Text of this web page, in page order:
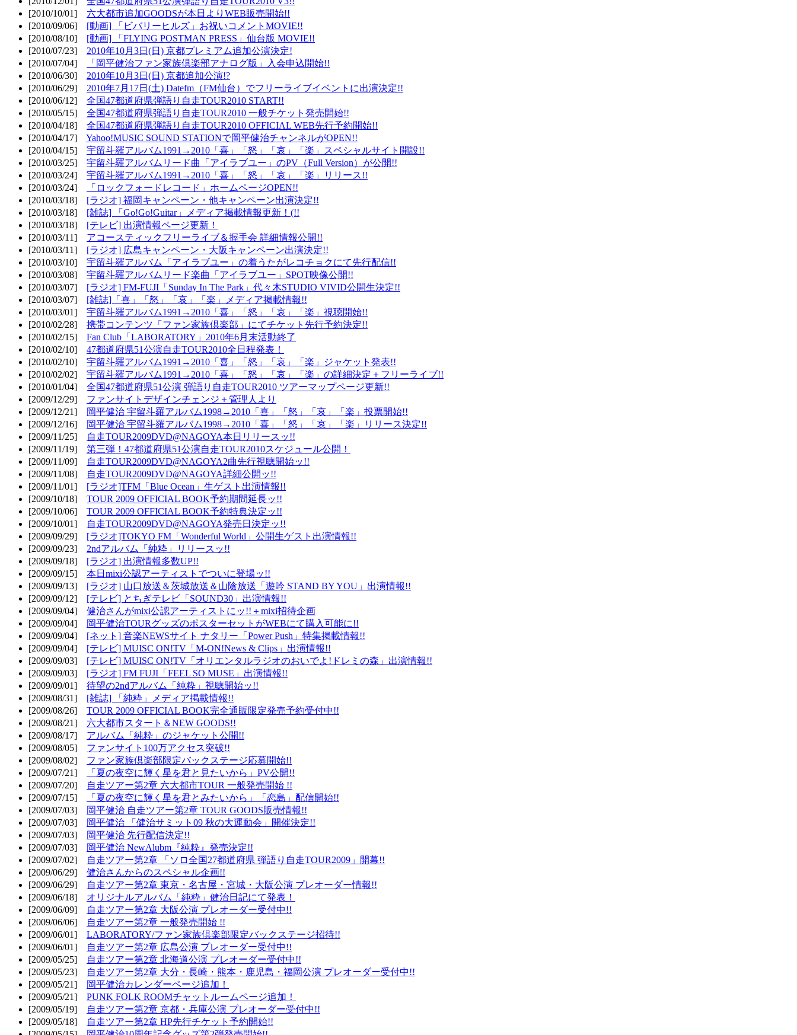
[2010/10/01] 六大都市追加GOODSが本日よりWEB販売開始!!
[2010/09/06] [動画] 「ビバリーヒルズ」お祝いコメントMOVIE!!
[2010/08/10] [動画] 「FLYING POSTMAN PRESS」仙台版 MOVIE!!
[2010/07/23] 2010年10月3日(日) 京都プレミアム追加公演決定!
[2010/07/04]
「岡平健治ファン家族倶楽部アナログ版」入会申込開始!!
[2010/06/30] 2010年10月3日(日) 京都追加公演!?
[2010/06/29] 2010年7月17日(土) Datefm（FM仙台）でフリーライブイベントに出演決定!!
[2010/06/12] 全国47都道府県弾語り自走TOUR2010 START!!
[2010/05/15] 全国47都道府県弾語り自走TOUR2010 一般チケット発売開始!!
[2010/04/18] 全国47都道府県弾語り自走TOUR2010 OFFICIAL WEB先行予約開始!!
[2010/04/17] Yahoo!MUSIC SOUND STATIONで岡平健治チャンネルがOPEN!!
[2010/04/15] 宇留斗羅アルバム1991→2010「喜」「怒」「哀」「楽」スペシャルサイト開設!!
[2010/03/25] 宇留斗羅アルバムリード曲「アイラブユー」のPV（Full Version）が公開!!
[2010/03/24] 宇留斗羅アルバム1991→2010「喜」「怒」「哀」「楽」リリース!!
[2010/03/24]
「ロックフォードレコード」ホームページOPEN!!
[2010/03/18] [ラジオ] 福岡キャンペーン・他キャンペーン出演決定!!
[2010/03/18] [雑誌] 「Go!Go!Guitar」メディア掲載情報更新！(!!
[2010/03/18] [テレビ] 出演情報ページ更新！
[2010/03/11] アコースティックフリーライブ＆握手会 詳細情報公開!!
[2010/03/11] [ラジオ] 広島キャンペーン・大阪キャンペーン出演決定!!
[2010/03/10] 宇留斗羅アルバム「アイラブユー」の着うたがレコチョクにて先行配信!!
[2010/03/08] 宇留斗羅アルバムリード楽曲「アイラブユー」SPOT映像公開!!
[2010/03/07] [ラジオ] FM-FUJI「Sunday In The Park」代々木STUDIO VIVID公開生決定!!
[2010/03/07] [雑誌]「喜」「怒」「哀」「楽」メディア掲載情報!!
[2010/03/01] 宇留斗羅アルバム1991→2010「喜」「怒」「哀」「楽」視聴開始!!
[2010/02/28] 携帯コンテンツ「ファン家族倶楽部」にてチケット先行予約決定!!
[2010/02/15] Fan Club「LABORATORY」2010年6月末活動終了
[2010/02/10] 47都道府県51公演自走TOUR2010全日程発表！
[2010/02/10] 宇留斗羅アルバム1991→2010「喜」「怒」「哀」「楽」ジャケット発表!!
[2010/02/02] 宇留斗羅アルバム1991→2010「喜」「怒」「哀」「楽」の詳細決定＋フリーライブ!!
[2010/01/04] 全国47都道府県51公演 弾語り自走TOUR2010 ツアーマップページ更新!!
[2009/12/29] ファンサイトデザインチェンジ＋管理人より
[2009/12/21]
岡平健治 宇留斗羅アルバム1998→2010「喜」「怒」「哀」「楽」投票開始!!
[2009/12/16]
岡平健治 宇留斗羅アルバム1998→2010「喜」「怒」「哀」「楽」リリース決定!!
[2009/11/25]
自走TOUR2009DVD@NAGOYA本日リリースッ!!
[2009/11/19] 第三弾！47都道府県51公演自走TOUR2010スケジュール公開！
[2009/11/09]
自走TOUR2009DVD@NAGOYA2曲先行視聴開始ッ!!
[2009/11/08]
自走TOUR2009DVD@NAGOYA詳細公開ッ!!
[2009/11/01] [ラジオ]TFM「Blue Ocean」生ゲスト出演情報!!
[2009/10/18] TOUR 2009 OFFICIAL BOOK予約期間延長ッ!!
[2009/10/06] TOUR 2009 OFFICIAL BOOK予約特典決定ッ!!
[2009/10/01]
自走TOUR2009DVD@NAGOYA発売日決定ッ!!
[2009/09/29] [ラジオ]TOKYO FM「Wonderful World」公開生ゲスト出演情報!!
[2009/09/23] 2ndアルバム「純粋」リリースッ!!
[2009/09/18] [ラジオ] 出演情報多数UP!!
[2009/09/15] 本日mixi公認アーティストでついに登場ッ!!
[2009/09/13] [ラジオ] 山口放送＆茨城放送＆山陰放送「遊吟 STAND BY YOU」出演情報!!
[2009/09/12] [テレビ] とちぎテレビ「SOUND30」出演情報!!
[2009/09/04] 健治さんがmixi公認アーティストにッ!!＋mixi招待企画
[2009/09/04]
岡平健治TOURグッズのポスターセットがWEBにて購入可能に!!
[2009/09/04] [ネット] 音楽NEWSサイト ナタリー「Power Push」特集掲載情報!!
[2009/09/04] [テレビ] MUISC ON!TV「M-ON!News & Clips」出演情報!!
[2009/09/03] [テレビ] MUISC ON!TV「オリエンタルラジオのおいでよ!ドレミの森」出演情報!!
[2009/09/03] [ラジオ] FM FUJI「FEEL SO MUSE」出演情報!!
[2009/09/01] 待望の2ndアルバム「純粋」視聴開始ッ!!
[2009/08/31] [雑誌] 「純粋」メディア掲載情報!!
[2009/08/26] TOUR 2009 OFFICIAL BOOK完全通販限定発売予約受付中!!
[2009/08/21] 六大都市スタート＆NEW GOODS!!
[2009/08/17] アルバム「純粋」のジャケット公開!!
[2009/08/05] ファンサイト100万アクセス突破!!
[2009/08/02] ファン家族倶楽部限定バックステージ応募開始!!
[2009/07/21]
「夏の夜空に輝く星を君と見たいから」PV公開!!
[2009/07/20]
自走ツアー第2章 六大都市TOUR 一般発売開始 !!
[2009/07/15]
「夏の夜空に輝く星を君とみたいから」「恋島」配信開始!!
[2009/07/03]
岡平健治 自走ツアー第2章 TOUR GOODS販売情報!!
[2009/07/03]
岡平健治 「健治サミット09 秋の大運動会」開催決定!!
[2009/07/03]
岡平健治 先行配信決定!!
[2009/07/03]
岡平健治 NewAlubm『純粋』発売決定!!
[2009/07/02]
自走ツアー第2章 「ソロ全国27都道府県 弾語り自走TOUR2009」開幕!!
[2009/06/29] 健治さんからのスペシャル企画!!
[2009/06/29]
自走ツアー第2章 東京・名古屋・宮城・大阪公演 プレオーダー情報!!
[2009/06/18] オリジナルアルバム「純粋」健治日記にて発表！
[2009/06/09]
自走ツアー第2章 大阪公演 プレオーダー受付中!!
[2009/06/06]
自走ツアー第2章 一般発売開始 !!
[2009/06/01] LABORATORY/ファン家族倶楽部限定バックステージ招待!!
[2009/06/01]
自走ツアー第2章 広島公演 プレオーダー受付中!!
[2009/05/25]
自走ツアー第2章 北海道公演 プレオーダー受付中!!
[2009/05/23]
自走ツアー第2章 大分・長崎・熊本・鹿児島・福岡公演 プレオーダー受付中!!
[2009/05/21]
岡平健治カレンダーページ追加！
[2009/05/21] PUNK FOLK ROOMチャットルームページ追加！
[2009/05/19]
自走ツアー第2章 京都・兵庫公演 プレオーダー受付中!!
[2009/05/18]
自走ツアー第2章 HP先行チケット予約開始!!